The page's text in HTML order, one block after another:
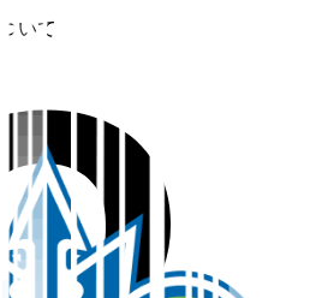
いて